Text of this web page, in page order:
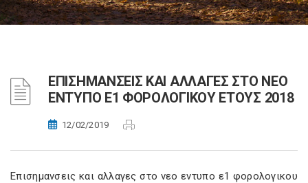
ΕΠΙΣΗΜΑΝΣΕΙΣ ΚΑΙ ΑΛΛΑΓΕΣ ΣΤΟ ΝΕΟ
ΕΝΤΥΠΟ Ε1 ΦΟΡΟΛΟΓΙΚΟΥ ΕΤΟΥΣ 2018
12/02/2019
Eπισημανσεις και αλλαγες στο νεο εντυπο ε1 φορολογικου